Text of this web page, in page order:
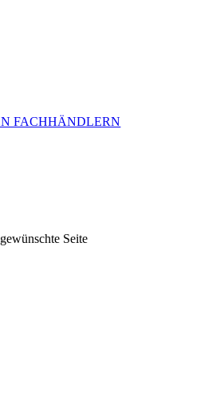
FACHHÄNDLERN
Seite